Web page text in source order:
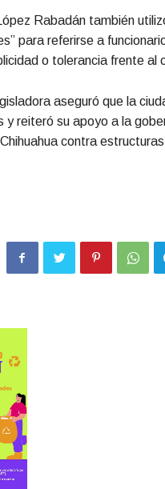
Rabadán también
para referirse a
o tolerancia frente al
aseguró que la
y reiteró su apoyo a la
contra